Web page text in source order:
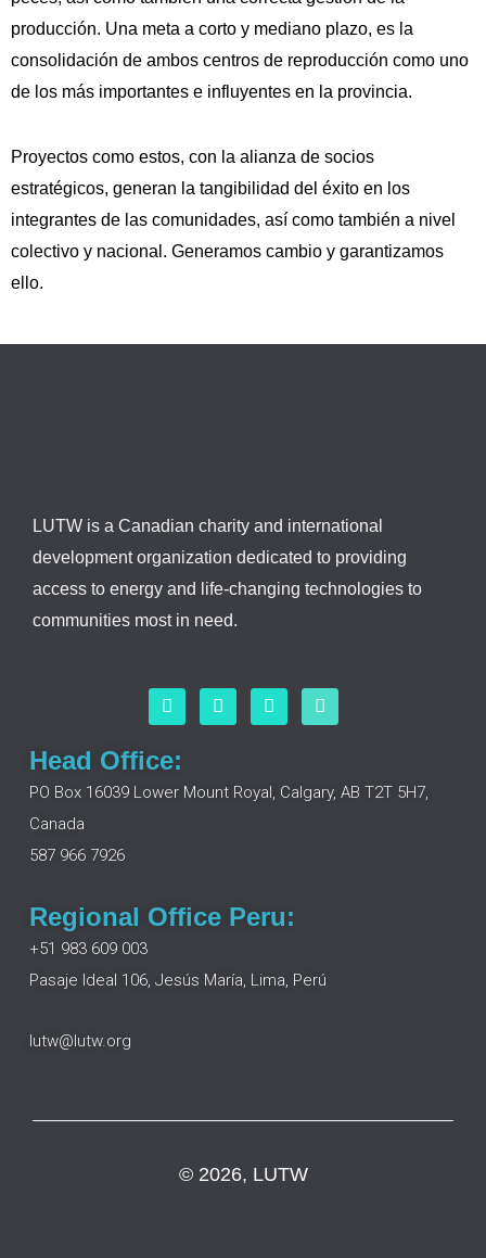
producción. Una meta a corto y mediano plazo, es la
consolidación de ambos centros de reproducción como uno
de los más importantes e influyentes en la provincia.
Proyectos como estos, con la alianza de socios
estratégicos, generan la tangibilidad del éxito en los
integrantes de las comunidades, así como también a nivel
colectivo y nacional. Generamos cambio y garantizamos
ello.
LUTW is a Canadian charity and international
development organization dedicated to providing
access to energy and life-changing technologies to
communities most in need.
F
a
e
b
o
L
i
d
I
n
g
r
Y
o
b
e
Head Office:
PO Box 16039 Lower Mount Royal, Calgary, AB T2T 5H7,
Canada
587 966 7926
Regional Office Peru:
+51 983 609 003
Pasaje Ideal 106, Jesús María, Lima, Perú
lutw@lutw.org
© 2026, LUTW